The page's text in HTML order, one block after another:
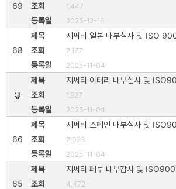
69
1,447
2025-12-16
68
지써티 일본 내부심사 및 ISO
2,177
2025-11-04
지써티 이태리 내부심사 및
1,927
2025-11-04
66
지써티 스페인 내부심사 및
2,023
2025-11-04
65
지써티 페루 내부감사 및
4,472